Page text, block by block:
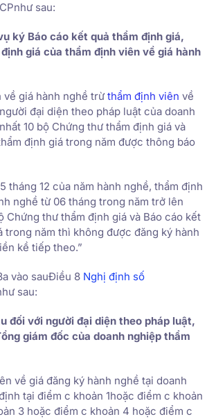
sau:
ký Báo cáo kết quả thẩm định giá,
giá của thẩm định viên về giá hành
về giá hành nghề trừ thẩm định viên về
đại diện theo pháp luật của doanh
10 bộ Chứng thư thẩm định giá và
định giá trong năm được thông báo
tháng 12 của năm hành nghề, thẩm định
nghề từ 06 tháng trong năm trở lên
Chứng thư thẩm định giá và Báo cáo kết
trong năm thì không được đăng ký hành
kề tiếp theo.”
vào sauĐiều 8 Nghị định số
sau:
đối với người đại diện theo pháp luật,
giám đốc của doanh nghiệp thẩm
về giá đăng ký hành nghề tại doanh
tại điểm c khoản 1hoặc điểm c khoản
3 hoặc điểm c khoản 4 hoặc điểm c